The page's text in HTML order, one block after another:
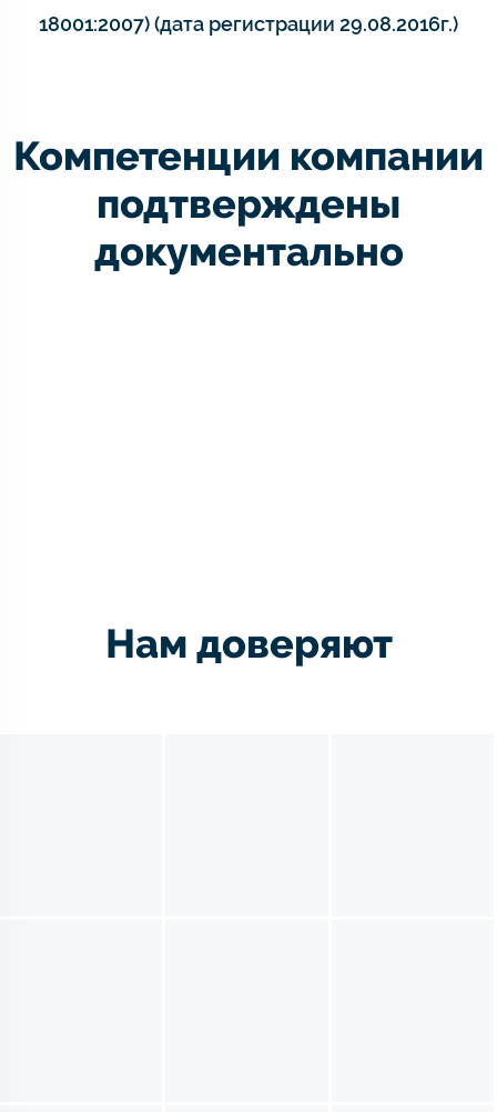
18001:2007) (дата регистрации 29.08.2016г.)
Компетенции компании
подтверждены
документально
Нам доверяют